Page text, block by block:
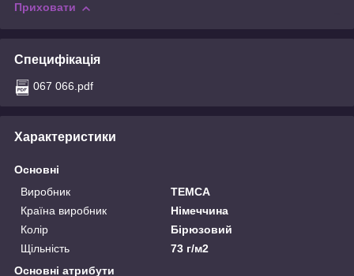
Приховати
Специфікація
067 066.pdf
Характеристики
Основні
Виробник
TEMCA
Країна виробник
Німеччина
Колір
Бірюзовий
Щільність
73 г/м2
Основні атрибути